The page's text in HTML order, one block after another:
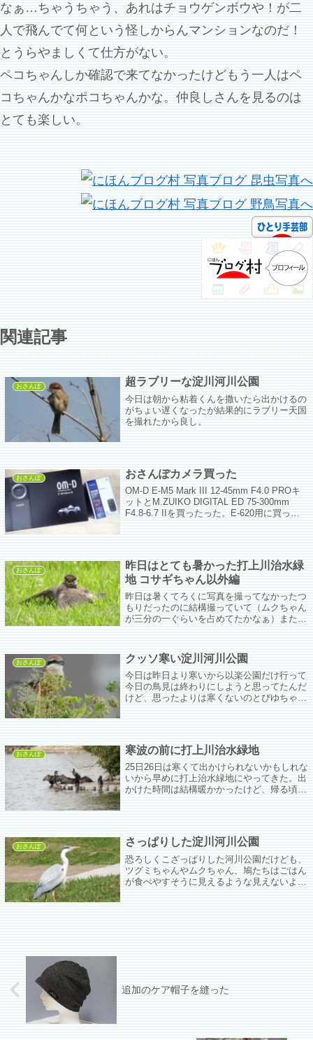
なぁ…ちゃうちゃう、あれはチョウゲンボウや！が二
人で飛んでて何という怪しからんマンションなのだ！
とうらやましくて仕方がない。
ペコちゃんしか確認で来てなかったけどもう一人はペ
コちゃんかなポコちゃんかな。仲良しさんを見るのは
とても楽しい。
関連記事
おさんぽ 超ラブリーな淀川河川公園
今日は朝から粘着くんを撒いたら出かけるの
がちょい遅くなったが結果的にラブリー天国
を撮れたから良し。
おさんぽ おさんぽカメラ買った
OM-D E-M5 Mark III 12-45mm F4.0 PROキ
ットとM.ZUIKO DIGITAL ED 75-300mm
F4.8-6.7 IIを買ったった。E-620用に買った
おさんぽ
昨日はとても暑かった打上川治水緑
地 コサギちゃん以外編
昨日は暑くてろくに写真を撮ってなかったつ
もりだったのに結構撮っていて（ムクちゃん
が三分の一ぐらいを占めてたかなぁ）また二
おさんぽ クッソ寒い淀川河川公園
今日は昨日より寒いから以楽公園だけ行って
今日の鳥見は終わりにしようと思ってたんだ
けど、思ったよりは寒くないのとぴゆちゃん
おさんぽ 寒波の前に打上川治水緑地
25日26日は寒くて出かけられないかもしれな
いから早めに打上治水緑地にやってきた。出
かけた時間は結構暖かかったけど、帰る頃は
おさんぽ さっぱりした淀川河川公園
恐ろしくこざっぱりした河川公園だけども、
ツグミちゃんやムクちゃん、鳩たちはごはん
が食べやすそうに見えるような見えないよう
追加のケア帽子を縫った